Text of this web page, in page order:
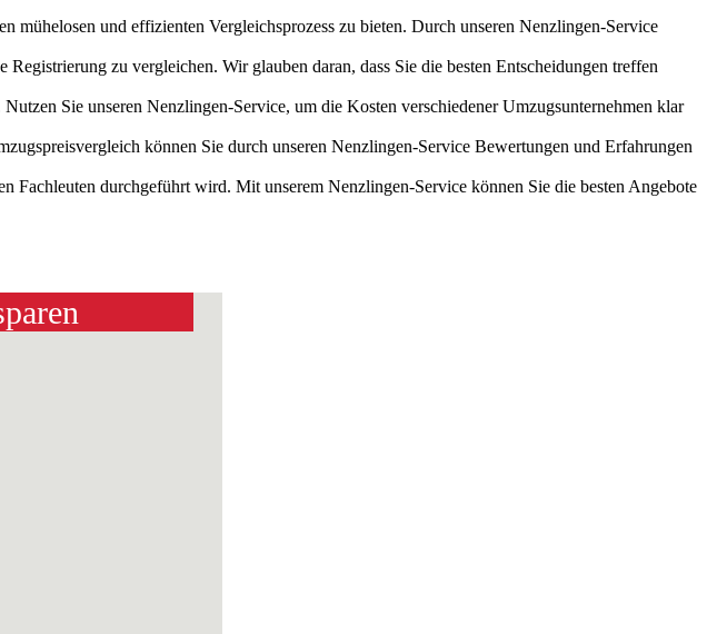
und effizienten Vergleichsprozess zu bieten. Durch unseren Nenzlingen-Service
zu vergleichen. Wir glauben daran, dass Sie die besten Entscheidungen treffen
Sie unseren Nenzlingen-Service, um die Kosten verschiedener Umzugsunternehmen klar
können Sie durch unseren Nenzlingen-Service Bewertungen und Erfahrungen
Fachleuten durchgeführt wird. Mit unserem Nenzlingen-Service können Sie die besten Angebote